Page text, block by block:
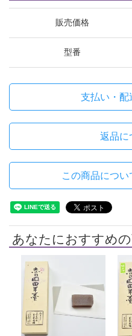
販売価格
型番
支払い・配
返品に
この商品につ
あなたにおすすめ